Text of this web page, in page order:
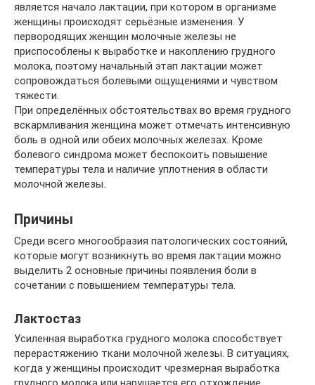
является начало лактации, при котором в организме
женщины происходят серьёзные изменения. У
первородящих женщин молочные железы не
приспособлены к выработке и накоплению грудного
молока, поэтому начальный этап лактации может
сопровождаться болевыми ощущениями и чувством
тяжести.
При определённых обстоятельствах во время грудного
вскармливания женщина может отмечать интенсивную
боль в одной или обеих молочных железах. Кроме
болевого синдрома может беспокоить повышение
температуры тела и наличие уплотнения в области
молочной железы.
Причины
Среди всего многообразия патологических состояний,
которые могут возникнуть во время лактации можно
выделить 2 основные причины появления боли в
сочетании с повышением температуры тела.
Лактостаз
Усиленная выработка грудного молока способствует
перерастяжению ткани молочной железы. В ситуациях,
когда у женщины происходит чрезмерная выработка